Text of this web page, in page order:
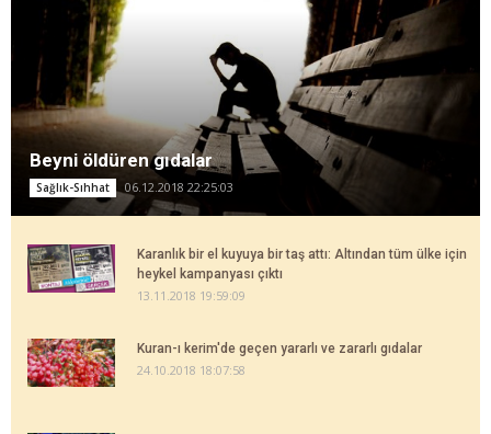
Beyni öldüren gıdalar
Sağlık-Sıhhat 06.12.2018 22:25:03
Karanlık bir el kuyuya bir taş attı: Altından tüm ülke için
heykel kampanyası çıktı
13.11.2018 19:59:09
Kuran-ı kerim'de geçen yararlı ve zararlı gıdalar
24.10.2018 18:07:58